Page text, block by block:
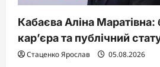
Кабаєва Аліна Маратівна:
кар’єра та публічний
Стаценко Ярослав 05.08.2026